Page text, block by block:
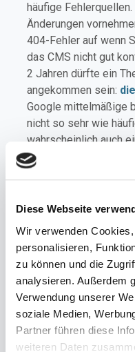
Diese Webseite
Wir verwenden
personalisieren,
zu können und die
analysieren. Außerdem
Verwendung unserer
soziale Medien,
Partner führen diese
weiteren Daten
häufige
Änderungen
404-Fehler auf wenn
das CMS nicht gut
2 Jahren dürfte ein
angekommen sein:
Google mittelmäßige
nicht so sehr wie
wahrscheinlich auch
vermehrt
nicht vergessen, dass
Ihre Seite gute
Besucher verloren.
zu
In diesem
die Website auch auf
ansprechend und
sogenannte
heutzutage